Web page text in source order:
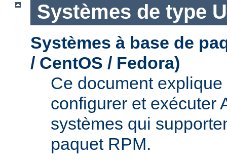
Systèmes de type
Systèmes à base de
/ CentOS / Fedora)
Ce document
configurer et exécuter
systèmes qui
paquet RPM.